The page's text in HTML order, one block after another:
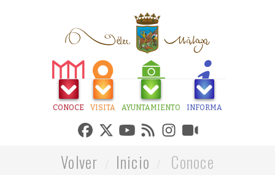
CONOCE VISITA AYUNTAMIENTO INFORMA
Volver Inicio
Conoce